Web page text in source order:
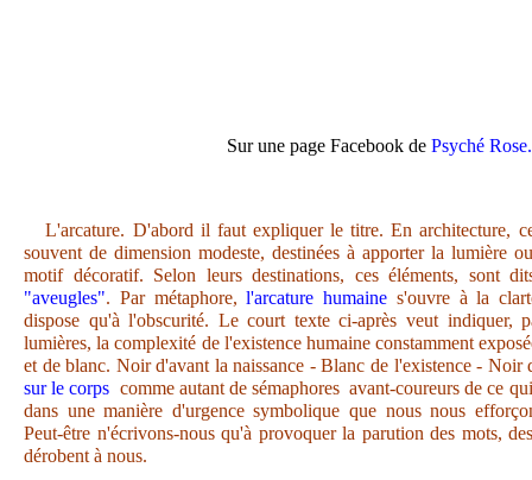
Sur une page Facebook de Psyché Rose.
L'arcature. D'abord il faut expliquer le titre. En architecture,
souvent de dimension modeste, destinées à apporter la lumière
motif décoratif. Selon leurs destinations, ces éléments, sont
"aveugles". Par métaphore, l'arcature humaine s'ouvre à la
dispose qu'à l'obscurité. Le court texte ci-après veut indiquer,
lumières, la complexité de l'existence humaine constamment
et de blanc. Noir d'avant la naissance - Blanc de l'existence - Noir
sur le corps comme autant de sémaphores avant-coureurs de ce
dans une manière d'urgence symbolique que nous nous
Peut-être n'écrivons-nous qu'à provoquer la parution des mots,
dérobent à nous.